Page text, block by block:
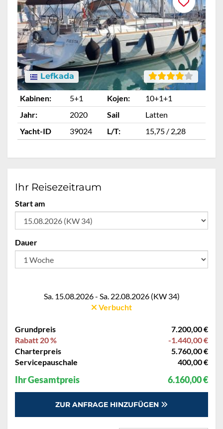
Lefkada
Kabinen: 5+1 Kojen:
10+1+1
Jahr:
2020 Sail
Latten
Yacht-ID
39024 L/T: 15,75 / 2,28
Ihr Reisezeitraum
Start am
Dauer
Sa. 15.08.2026 - Sa. 22.08.2026 (KW 34)
Verbucht
Grundpreis
7.200,00 €
Rabatt 20 %
-1.440,00 €
Charterpreis
5.760,00 €
Servicepauschale
400,00 €
Ihr Gesamtpreis 6.160,00 €
ZUR ANFRAGE HINZUFÜGEN